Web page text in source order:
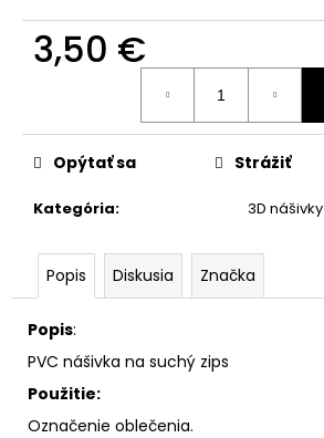
3,50 €
Kategória: 3D nášivky
Opýtať sa Strážiť
Popis Diskusia Značka
Popis:
PVC nášivka na suchý zips
Použitie:
Označenie oblečenia.
p
o
ú
e